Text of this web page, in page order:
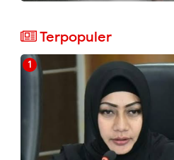
Terpopuler